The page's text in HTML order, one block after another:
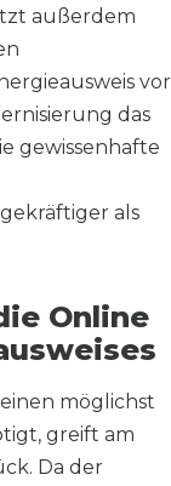
außerdem
vor
das
gewissenhafte
als
Online
möglichst
greift am
Da der